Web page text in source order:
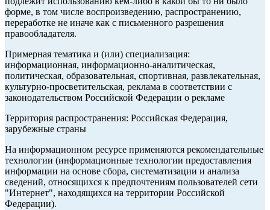
форме, в том числе воспроизведению, распространению,
переработке не иначе как с письменного разрешения
правообладателя.
Примерная тематика и (или) специализация:
информационная, информационно-аналитическая,
политическая, образовательная, спортивная, развлекательная,
культурно-просветительская, реклама в соответствии с
законодательством Российской Федерации о рекламе
Территория распространения: Российская Федерация,
зарубежные страны
На информационном ресурсе применяются рекомендательные
технологии (информационные технологии предоставления
информации на основе сбора, систематизации и анализа
сведений, относящихся к предпочтениям пользователей сети
"Интернет", находящихся на территории Российской
Федерации).